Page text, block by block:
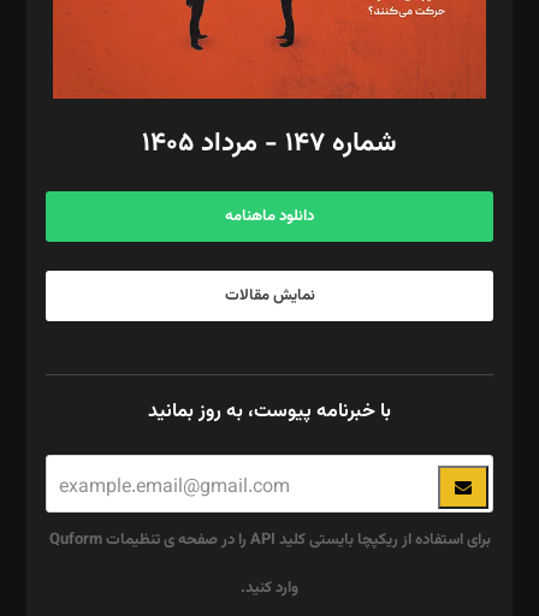
گرافیک و صفحه‌آرایی: سید‌سبحان‌علی ثابت
مد‌یر توسعه تجاری: کامبیز برید‌
امور مالی: شاپور رهبری، محمد‌ کاظمی‌نیا
آگهی و مشترکین: ۰۹۱۹۹۹۹۰۴۵۴
شماره ۱۴۷ - مرداد ۱۴۰۵
دانلود ماهنامه
نمایش مقالات
با خبرنامه پیوست، به روز بمانید
برای استفاده از ریکپچا بایستی کلید API را در صفحه ی تنظیمات Quform
وارد کنید.